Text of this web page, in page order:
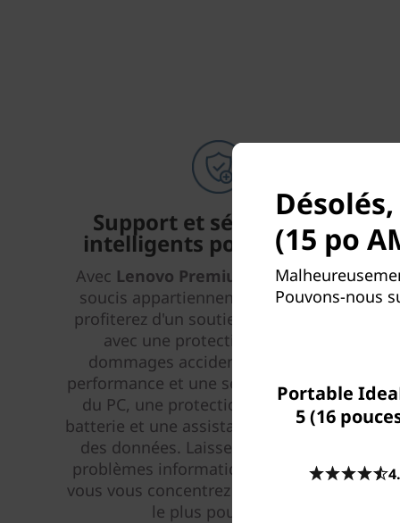
Support et sécurité plus
intelligents pour votre PC
Avec Lenovo Premium Care Plus, les
soucis appartiennent au passé! Vous
profiterez d'un soutien prioritaire 24/7
avec une protection contre les
dommages accidentels du PC, une
performance et une sécurité améliorées
du PC, une protection étendue de la
batterie et une assistance à la migration
des données. Laissez-nous gérer vos
problèmes informatiques pendant que
vous vous concentrez sur ce qui compte
le plus pour vous.
(15 po
Pouvons-nous
Portable
5 (16